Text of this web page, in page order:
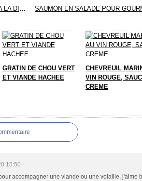
CREVETTES GRILLEES A LA DIABLE
GRATIN DE CHOU VERT
ET VIANDE HACHEE
CHEVREUIL
VIN ROUGE,
CREME
15:50
accompagner une viande ou une volaille, j'aime